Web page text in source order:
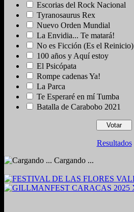
Escorias del Rock Nacional
Tyranosaurus Rex
Nuevo Orden Mundial
La Envidia... Te matará!
No es Ficción (Es el Reinicio)
100 años y Aquí estoy
El Psicópata
Rompe cadenas Ya!
La Parca
Te Esperaré en mí Tumba
Batalla de Carabobo 2021
Resultados
Cargando ...